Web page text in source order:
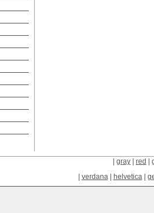
gray red
verdana| helvetica|